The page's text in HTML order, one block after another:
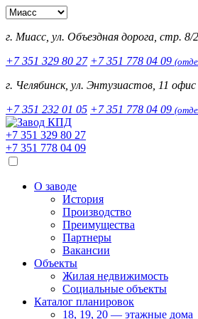
г. Миасс, ул. Объездная дорога, стр. 8/
+7 351 329 80 27 +7 351 778 04 09
г. Челябинск, ул. Энтузиастов, 11 офис
+7 351 232 01 05 +7 351 778 04 09
+7 351 329 80 27
+7 351 778 04 09
О заводе
История
Производство
Преимущества
Партнеры
Вакансии
Объекты
Жилая недвижимость
Социальные объекты
Каталог планировок
18, 19, 20 — этажные дома